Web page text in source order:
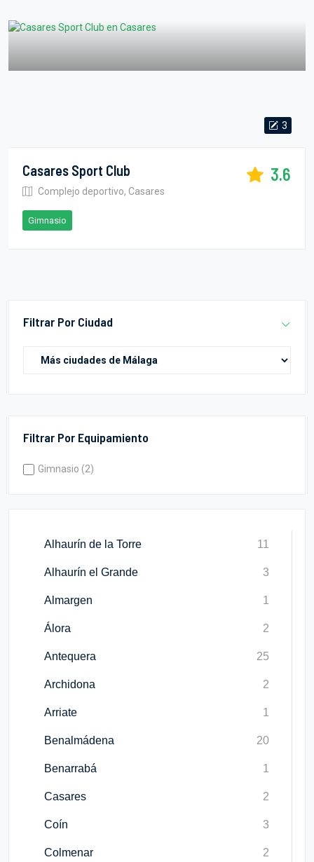
Filtrar Por Ciudad
Filtrar Por Equipamiento
Gimnasio (2)
3
Casares Sport Club
Complejo deportivo, Casares
3.6
Gimnasio
Alhaurín de la Torre 11
Alhaurín el Grande 3
Almargen 1
Álora 2
Antequera 25
Archidona 2
Arriate 1
Benalmádena 20
Benarrabá 1
Casares 2
Coín 3
Colmenar 2